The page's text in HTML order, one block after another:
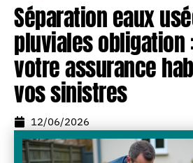
Séparation eaux
pluviales
votre assurance
vos sinistres
12/06/2026